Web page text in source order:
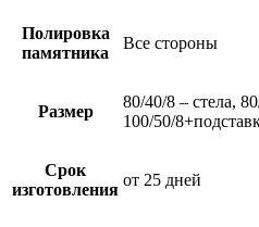
Полировка
памятника
Все стороны
Размер
80/40/8 – стела,
100/50/
Срок
изготовления
от 25 дней